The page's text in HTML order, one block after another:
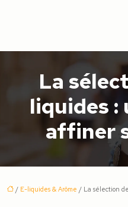
La
liquides :
affiner
/ E-liquides & Arôme / La sélection